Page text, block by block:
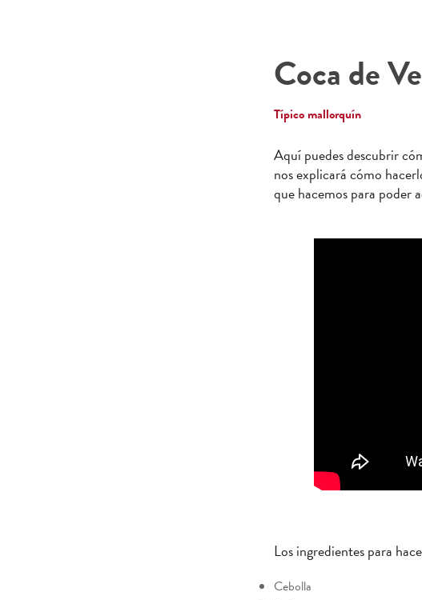
Coca de
Típico mallorquín
Aquí puedes descubrir
nos explicará cómo
que hacemos para poder
Los ingredientes para
Cebolla